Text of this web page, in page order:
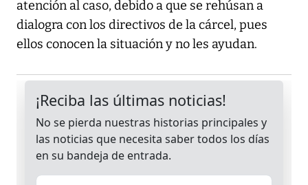
atención al caso, debido a que se rehúsan a
dialogra con los directivos de la cárcel, pues
ellos conocen la situación y no les ayudan.